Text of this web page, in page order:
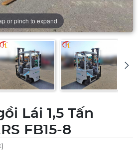
or pinch to expand
Lái 1,5 Tấn
FB15-8